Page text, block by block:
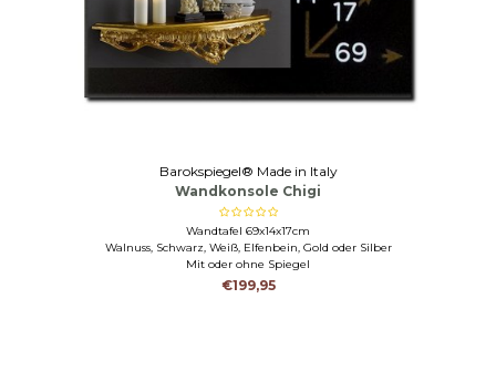
Barokspiegel® Made in Italy
Wandkonsole Chigi
Wandtafel 69x14x17cm
Walnuss, Schwarz, Weiß, Elfenbein, Gold oder Silber
Mit oder ohne Spiegel
€199,95